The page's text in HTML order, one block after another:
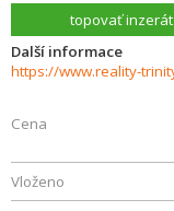
topovať inzerát
Další informace
Cena
Vloženo